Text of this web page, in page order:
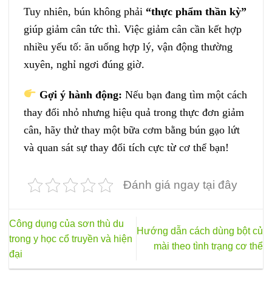
Tuy nhiên, bún không phải “thực phẩm thần kỳ”
giúp giảm cân tức thì. Việc giảm cân cần kết hợp
nhiều yếu tố: ăn uống hợp lý, vận động thường
xuyên, nghỉ ngơi đúng giờ.
Gợi ý hành động: Nếu bạn đang tìm một cách
thay đổi nhỏ nhưng hiệu quả trong thực đơn giảm
cân, hãy thử thay một bữa cơm bằng bún gạo lứt
và quan sát sự thay đổi tích cực từ cơ thể bạn!
Đánh giá ngay tại đây
Công dụng của sơn thù du
trong y học cổ truyền và hiện
đại
Hướng dẫn cách dùng bột củ
mài theo tình trạng cơ thể